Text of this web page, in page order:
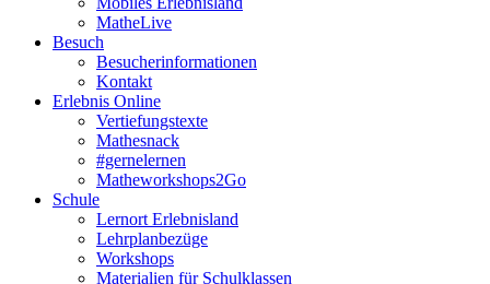
MatheLive
Besuch
Besucherinformationen
Kontakt
Erlebnis Online
Vertiefungstexte
Mathesnack
#gernelernen
Matheworkshops2Go
Schule
Lernort Erlebnisland
Lehrplanbezüge
Workshops
Materialien für Schulklassen